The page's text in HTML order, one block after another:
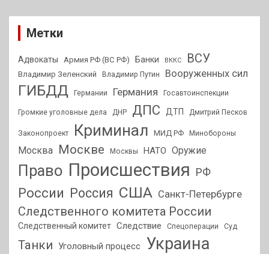
Метки
Адвокаты Армия РФ (ВС РФ) Банки ВККС ВСУ
Владимир Зеленский Владимир Путин Вооруженных сил
ГИБДД Германии Германия Госавтоинспекции
Громкие уголовные дела ДНР ДПС ДТП Дмитрий Песков
Законопроект Криминал МИД РФ Минобороны
Москва Москве Москвы НАТО Оружие
Право Происшествия РФ
России Россия США Санкт-Петербурге
Следственного комитета России
Следственный комитет Следствие Спецоперации Суд
Танки Уголовный процесс Украина